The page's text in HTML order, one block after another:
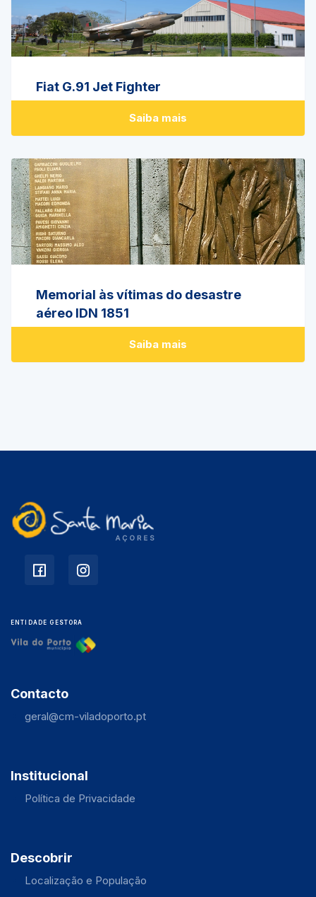
Fiat G.91 Jet Fighter
Saiba mais
Memorial às vítimas do desastre
aéreo IDN 1851
Saiba mais
ENTIDADE GESTORA
Contacto
geral@cm-viladoporto.pt
Institucional
Política de Privacidade
Descobrir
Localização e População